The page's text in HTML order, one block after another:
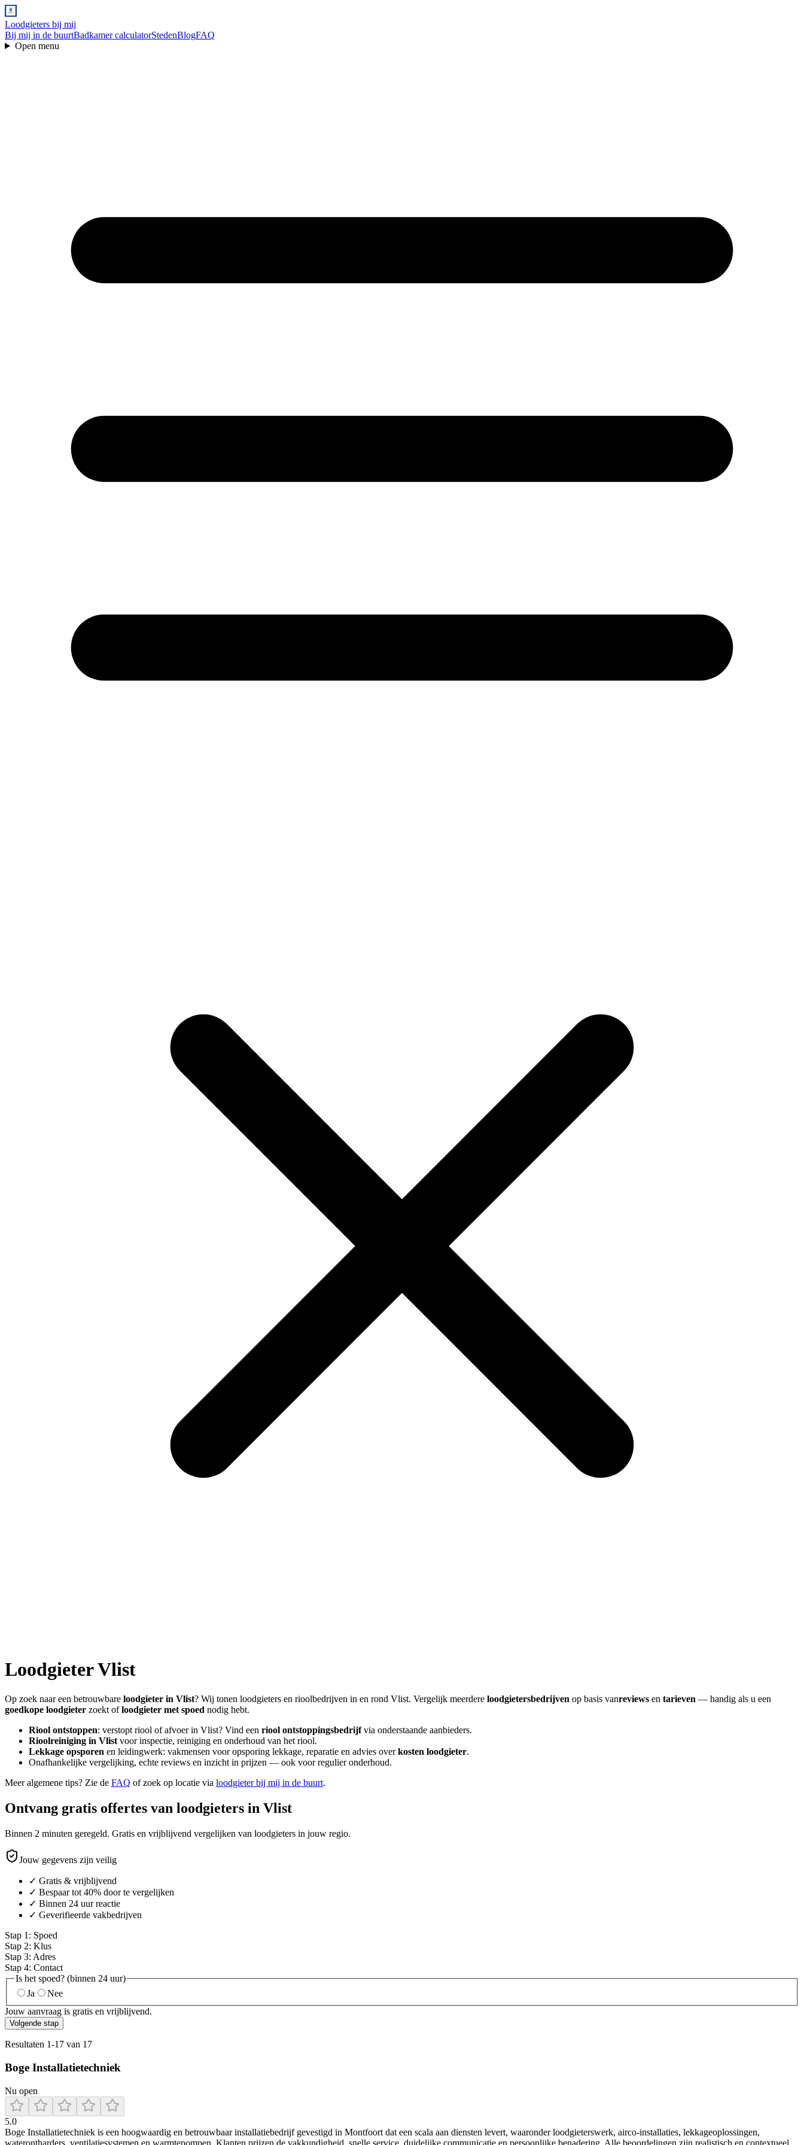
Loodgieters bij mij
Bij mij in de buurtBadkamer calculatorStedenBlogFAQ
Open menu
LoodgieterVlist
Op zoek naar een betrouwbare loodgieter in Vlist? Wij tonen loodgieters en rioolbedrijven in en rond Vlist. Vergelijk meerdere loodgietersbedrijven op basis vanreviews en tarieven — handig als u een
goedkope loodgieter zoekt ofloodgieter met spoed nodig hebt.
Riool ontstoppen: verstopt riool of afvoer in Vlist? Vind een riool ontstoppingsbedrijfvia onderstaande aanbieders.
Rioolreiniging in Vlist voor inspectie, reiniging en onderhoud van het riool.
Lekkage opsporen en leidingwerk: vakmensen voor opsporing lekkage, reparatie en advies overkosten loodgieter.
Onafhankelijke vergelijking, echte reviews en inzicht in prijzen — ook voor regulier onderhoud.
Meer algemene tips? Zie de FAQ of zoek op locatie via loodgieter bij mij in de buurt.
Ontvang gratis offertes van loodgieters in Vlist
Binnen 2 minuten geregeld. Gratis en vrijblijvend vergelijken van loodgieters in jouw regio.
Jouw gegevens zijn veilig
✓ Gratis & vrijblijvend
✓ Bespaar tot 40% door te vergelijken
✓ Binnen 24 uur reactie
✓ Geverifieerde vakbedrijven
Stap 1 : Spoed
Stap 2: Klus
Stap 3: Adres
Stap 4: Contact
Is het spoed? (binnen 24 uur)
Ja
Nee
Jouw aanvraag is gratis en vrijblijvend.
Volgende stap
Resultaten 1-17 van 17
Boge Installatietechniek
Nu open
5.0
Boge Installatietechniek is een hoogwaardig en betrouwbaar installatiebedrijf gevestigd in Montfoort dat een scala aan diensten levert, waaronder loodgieterswerk, airco‑installaties, lekkageoplossingen,
waterontharders, ventilatiesystemen en warmtepompen. Klanten prijzen de vakkundigheid, snelle service, duidelijke communicatie en persoonlijke benadering. Alle beoordelingen zijn realistisch en contextueel,